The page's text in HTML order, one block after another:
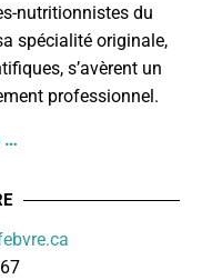
nutritionnistes du
spécialité originale,
s’avèrent un
professionnel.
…